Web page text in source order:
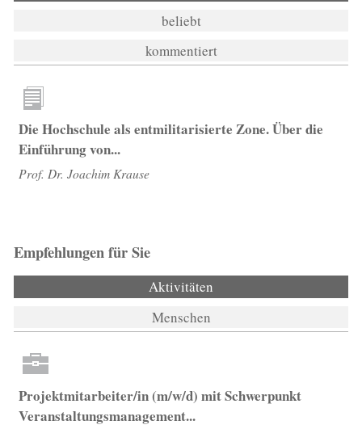
beliebt
kommentiert
Die Hochschule als entmilitarisierte Zone. Über die
Einführung von...
Prof. Dr. Joachim Krause
Empfehlungen für Sie
Aktivitäten
Menschen
Projektmitarbeiter/in (m/w/d) mit Schwerpunkt
Veranstaltungsmanagement...